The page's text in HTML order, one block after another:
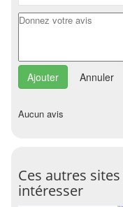
Annuler
Aucun avis
Ces autres
intéresser